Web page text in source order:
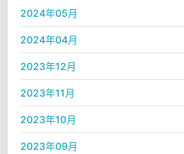
2024年05月
2024年04月
2023年12月
2023年11月
2023年10月
2023年09月